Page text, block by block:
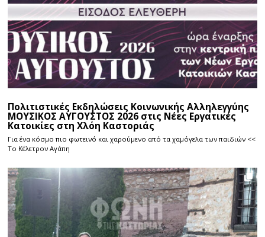
Πολιτιστικές Εκδηλώσεις Κοινωνικής Αλληλεγγύης
ΜΟΥΣΙΚΟΣ ΑΥΓΟΥΣΤΟΣ 2026 στις Νέες Εργατικές
Κατοικίες στη Χλόη Καστοριάς
Για ένα κόσμο πιο φωτεινό και χαρούμενο από τα χαμόγελα των παιδιών <<
Το Κέλετρον Αγάπη